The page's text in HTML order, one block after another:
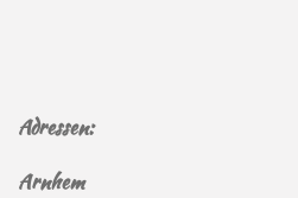
Adressen:
Arnhem